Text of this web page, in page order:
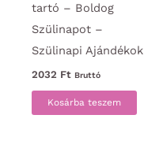
tartó – Boldog
Szülinapot –
Szülinapi Ajándékok
2032 Ft Bruttó
Kosárba teszem